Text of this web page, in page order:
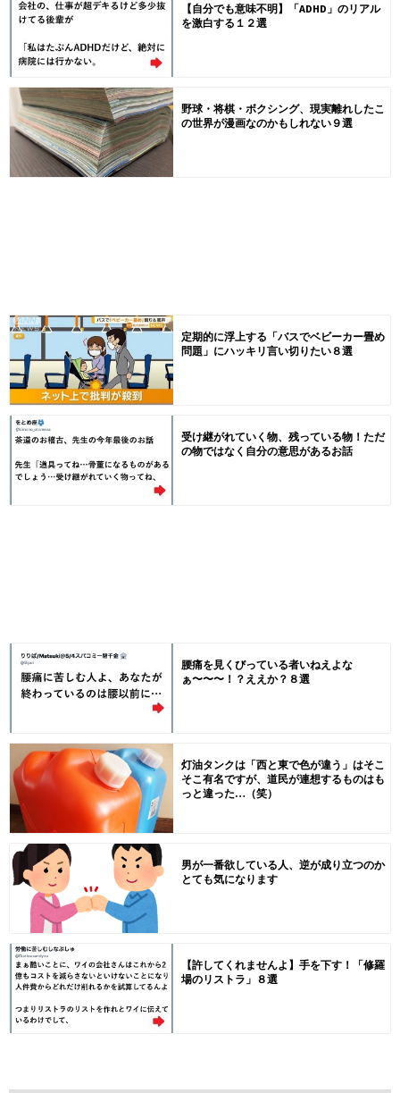
【自分でも意味不明】「ADHD」のリアル
を激白する１２選
野球・将棋・ボクシング、現実離れしたこ
の世界が漫画なのかもしれない９選
定期的に浮上する「バスでベビーカー畳め
問題」にハッキリ言い切りたい８選
受け継がれていく物、残っている物！ただ
の物ではなく自分の意思があるお話
腰痛を見くびっている者いねえよな
ぁ〜〜〜！？ええか？８選
灯油タンクは「西と東で色が違う」はそこ
そこ有名ですが、道民が連想するものはも
っと違った…（笑）
男が一番欲している人、逆が成り立つのか
とても気になります
【許してくれませんよ】手を下す！「修羅
場のリストラ」８選